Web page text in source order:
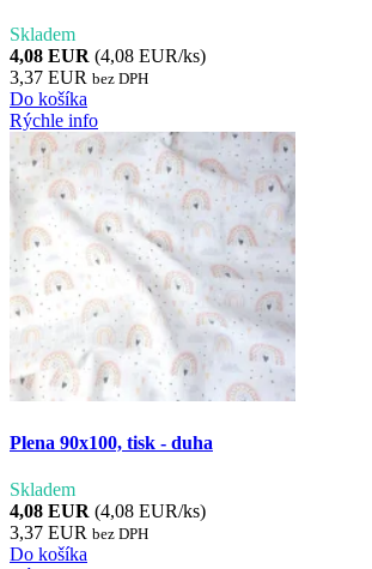
Skladem
4,08 EUR (4,08 EUR/ks)
3,37 EUR bez DPH
Do košíka
Rýchle info
Plena 90x100, tisk - duha
Skladem
4,08 EUR (4,08 EUR/ks)
3,37 EUR bez DPH
Do košíka